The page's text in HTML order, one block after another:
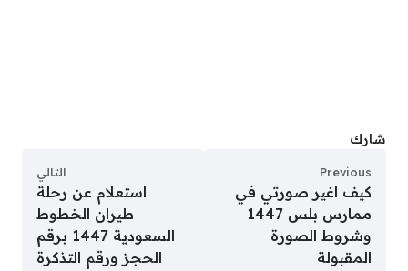
شارك
Previous
كيف اغير صورتي في
ممارس بلس 1447
وشروط الصورة
المقبولة
التالي
استعلام عن رحلة
طيران الخطوط
السعودية 1447 برقم
الحجز ورقم التذكرة